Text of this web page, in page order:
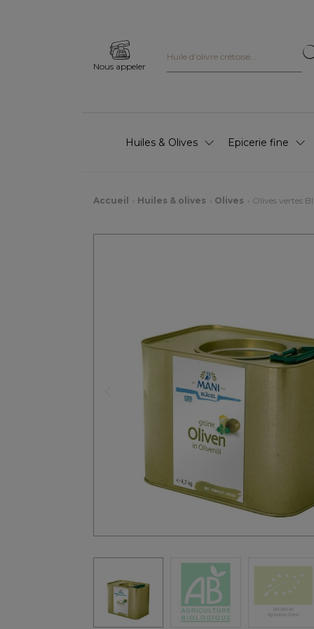
Nous appeler
Huiles & Olives Epicerie fine
Accueil Huiles & olives Olives Olives vertes